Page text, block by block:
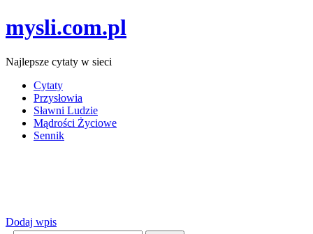
mysli.com.pl
Najlepsze cytaty w sieci
Cytaty
Przysłowia
Sławni Ludzie
Mądrości Życiowe
Sennik
Dodaj wpis